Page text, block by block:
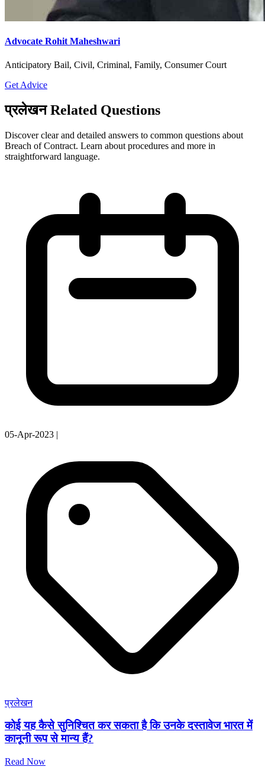
Advocate Rohit Maheshwari
Anticipatory Bail, Civil, Criminal, Family, Consumer Court
Get Advice
प्रलेखन Related Questions
Discover clear and detailed answers to common questions about
Breach of Contract. Learn about procedures and more in
straightforward language.
05-Apr-2023 |
प्रलेखन
कोई यह कैसे सुनिश्चित कर सकता है कि उनके दस्तावेज भारत में
कानूनी रूप से मान्य हैं?
Read Now